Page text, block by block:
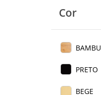
Cor
BAMBU
PRETO
BEGE